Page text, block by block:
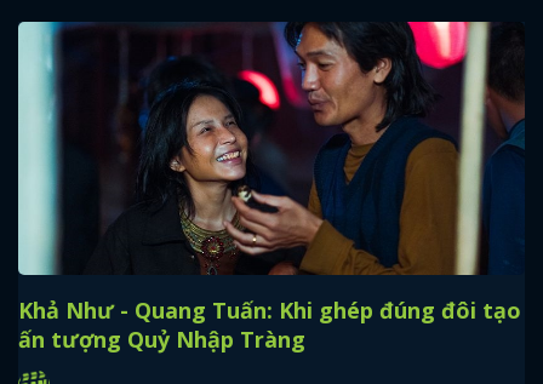
x
ĐĂNG NHẬP
Khả Như - Quang Tuấn: Khi ghép đúng đôi tạo
ấn tượng Quỷ Nhập Tràng